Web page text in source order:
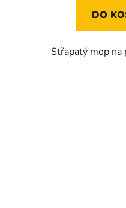
DO
Střapatý mop na